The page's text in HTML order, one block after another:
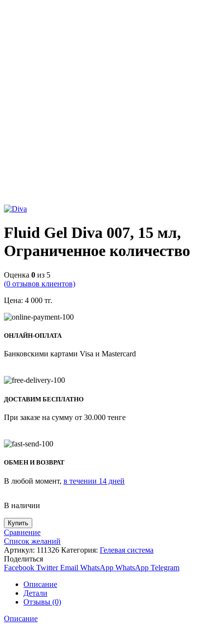
Fluid Gel Diva 007, 15 мл,
Ограниченное количество
Оценка 0 из 5
(0 отзывов клиентов)
Цена: 4 000 тг.
ОНЛАЙН-ОПЛАТА
Банковскими картами Visa и Mastercard
ДОСТАВИМ БЕСПЛАТНО
При заказе на сумму от 30.000 тенге
ОБМЕН И ВОЗВРАТ
В любой момент, в течении 14 дней
В наличии
Купить
Сравнение
Список желаний
Артикул: 111326 Категория: Гелевая система
Поделиться
Facebook Twitter Email WhatsApp WhatsApp Telegram
Описание
Детали
Отзывы (0)
Описание